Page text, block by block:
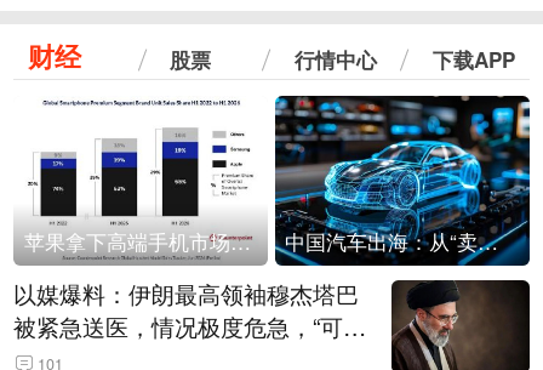
财经 股票 行情中心 下载APP
苹果拿下高端手机市场65%的份额：iPhone 17系列功不可没 中国汽车出海：从“卖出去”到“走进去”
以媒爆料：伊朗最高领袖穆杰塔巴
被紧急送医，情况极度危急，“可能
随时会死去”
101